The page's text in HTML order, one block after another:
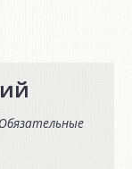
Обязательные